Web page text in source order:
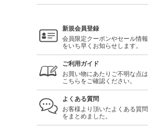
新規会員登録
会員限定クーポンやセール情報
をいち早くお知らせします。
ご利用ガイド
お買い物にあたりご不明な点は
こちらをご確認ください。
よくある質問
お客様より頂いたよくある質問
をまとめました。